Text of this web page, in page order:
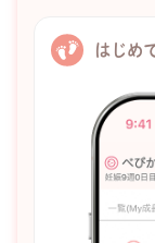
はじめ